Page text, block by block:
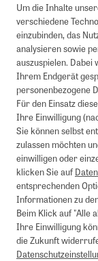
Um die Inhalte
verschiedene
einzubinden, das
analysieren sowie
auszuspielen.
Ihrem Endgerät
personenbezogene
Für den Einsatz
Ihre Einwilligung
Sie können selbst
zulassen möchten
einwilligen oder
klicken Sie auf
entsprechenden
Informationen zu
Beim Klick auf "Alle
Ihre Einwilligung
die Zukunft